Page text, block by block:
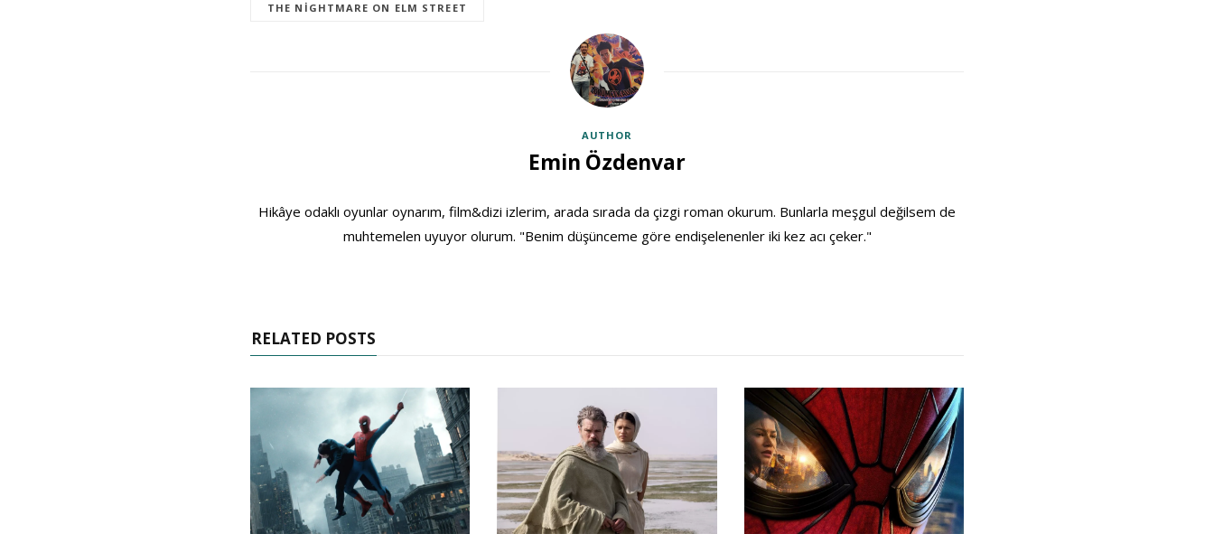
THE NIGHTMARE ON ELM STREET
AUTHOR
Emin Özdenvar
Hikâye odaklı oyunlar oynarım, film&dizi izlerim, arada sırada da çizgi roman okurum. Bunlarla meşgul değilsem de
muhtemelen uyuyor olurum. "Benim düşünceme göre endişelenenler iki kez acı çeker."
RELATED POSTS